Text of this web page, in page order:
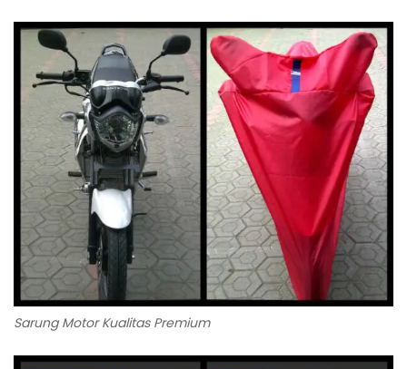
Sarung Motor Kualitas Premium